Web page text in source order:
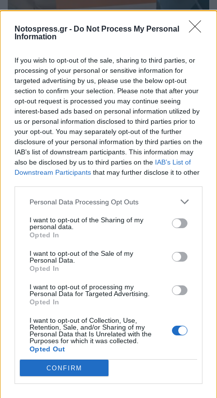
Notospress.gr - Do Not Process My Personal
Information
If you wish to opt-out of the sale, sharing to third parties, or
processing of your personal or sensitive information for
targeted advertising by us, please use the below opt-out
section to confirm your selection. Please note that after your
opt-out request is processed you may continue seeing
interest-based ads based on personal information utilized by
us or personal information disclosed to third parties prior to
your opt-out. You may separately opt-out of the further
disclosure of your personal information by third parties on the
IAB’s list of downstream participants. This information may
also be disclosed by us to third parties on the IAB’s List of
Downstream Participants that may further disclose it to other
Personal Data Processing Opt Outs
I want to opt-out of the Sharing of my
personal data.
Opted In
I want to opt-out of the Sale of my
Personal Data.
Opted In
I want to opt-out of processing my
Personal Data for Targeted Advertising.
Opted In
I want to opt-out of Collection, Use,
Retention, Sale, and/or Sharing of my
Personal Data that Is Unrelated with the
Purposes for which it was collected.
Opted Out
CONFIRM
3ο ΓΕΛ Καλαμάτας: Επιμόρφωση
εκπαιδευτικών για τη διαφορετικότητα και
τον σχολικό εκφοβισμό
05/08/2026 18:04
Δυναμική και ανοδική πορεία για το Τμήμα
Ψηφιακών Συστημάτων στις Πανελλαδικές –
Δείτε γιατί
25/07/2026 09:07